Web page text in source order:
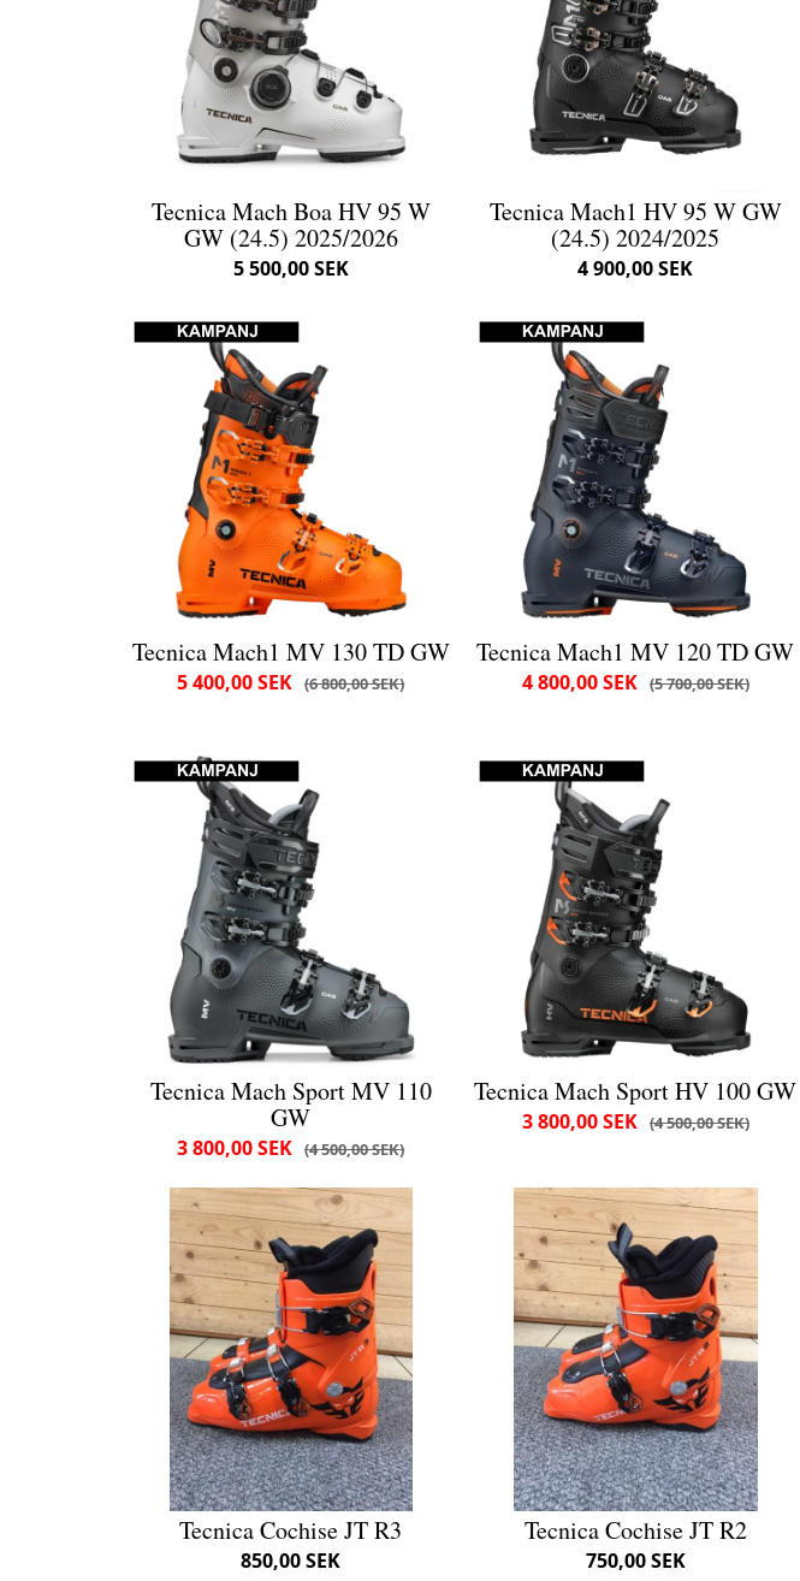
Tecnica Mach Boa HV 95 W
GW (24.5) 2025/2026
5 500,00 SEK
Tecnica Mach1 HV 95 W GW
(24.5) 2024/2025
4 900,00 SEK
Tecnica Mach1 MV 130 TD GW
6 800,00 SEK
5 400,00 SEK
Tecnica Mach1 MV 120 TD GW
5 700,00 SEK
4 800,00 SEK
Tecnica Mach Sport MV 110
GW
4 500,00 SEK
3 800,00 SEK
Tecnica Mach Sport HV 100 GW
4 500,00 SEK
3 800,00 SEK
Tecnica Cochise JT R3
850,00 SEK
Tecnica Cochise JT R2
750,00 SEK